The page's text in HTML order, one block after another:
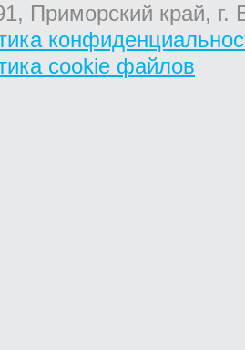
Приморский край,
cookie файлов